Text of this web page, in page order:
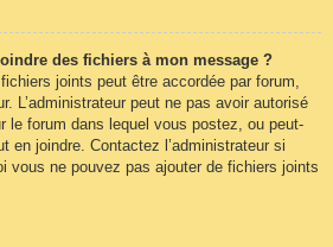
des fichiers à mon message ?
joints peut être accordée par forum,
L’administrateur peut ne pas avoir autorisé
le forum dans lequel vous postez, ou peut-
en joindre. Contactez l’administrateur si
vous ne pouvez pas ajouter de fichiers joints